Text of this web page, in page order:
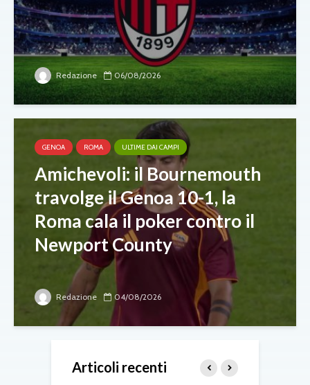
Redazione 06/08/2026
GENOA ROMA ULTIME DAI CAMPI
Amichevoli: il Bournemouth
travolge il Genoa 10-1, la
Roma cala il poker contro il
Newport County
Redazione 04/08/2026
Articoli recenti